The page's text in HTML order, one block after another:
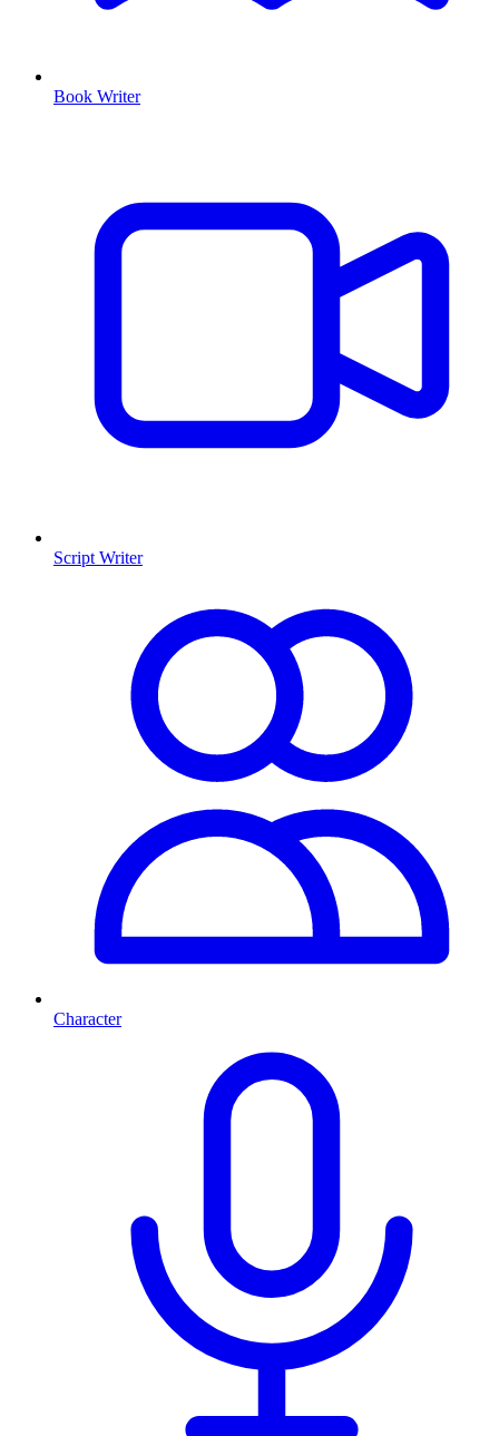
Book Writer
Script Writer
Character